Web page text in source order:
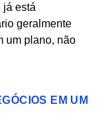
já está
geralmente
um plano, não
EM UM